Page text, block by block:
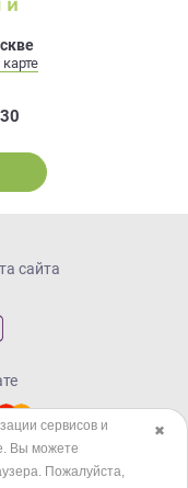
сайта
✖
сервисов и
Вы можете
Пожалуйста,